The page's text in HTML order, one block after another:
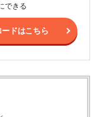
できる
ードはこちら